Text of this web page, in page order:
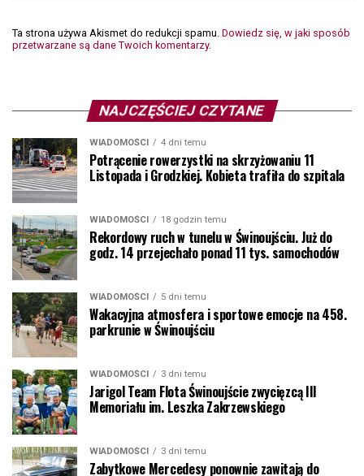
Ta strona używa Akismet do redukcji spamu. Dowiedz się, w jaki sposób
przetwarzane są dane Twoich komentarzy.
NAJCZĘŚCIEJ CZYTANE
WIADOMOŚCI 4 dni temu
Potrącenie rowerzystki na skrzyżowaniu 11
Listopada i Grodzkiej. Kobieta trafiła do szpitala
WIADOMOŚCI 18 godzin temu
Rekordowy ruch w tunelu w Świnoujściu. Już do
godz. 14 przejechało ponad 11 tys. samochodów
WIADOMOŚCI 5 dni temu
Wakacyjna atmosfera i sportowe emocje na 458.
parkrunie w Świnoujściu
WIADOMOŚCI 3 dni temu
Jarigol Team Flota Świnoujście zwycięzcą III
Memoriału im. Leszka Zakrzewskiego
WIADOMOŚCI 3 dni temu
Zabytkowe Mercedesy ponownie zawitają do